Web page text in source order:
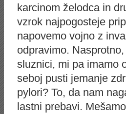
karcinom želodca in
vzrok najpogosteje
napovemo vojno z
odpravimo.
sluznici, mi pa imamo
seboj pusti jemanje
pylori? To, da nam
lastni prebavi.